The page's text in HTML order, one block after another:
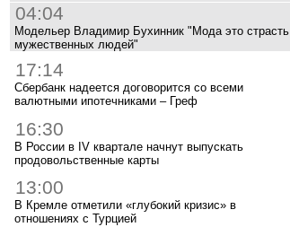
04:04
Модельер Владимир Бухинник "Мода это страсть
мужественных людей"
17:14
Сбербанк надеется договорится со всеми
валютными ипотечниками – Греф
16:30
В России в IV квартале начнут выпускать
продовольственные карты
13:00
В Кремле отметили «глубокий кризис» в
отношениях с Турцией